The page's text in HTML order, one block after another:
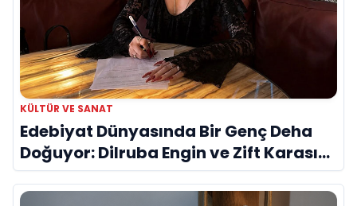
KÜLTÜR VE SANAT
Edebiyat Dünyasında Bir Genç Deha
Doğuyor: Dilruba Engin ve Zift Karası
Evreni ‘AVENOİR’